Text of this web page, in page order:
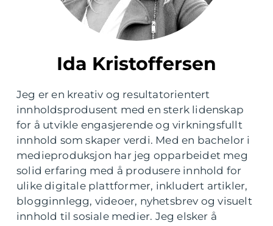
Ida Kristoffersen
Jeg er en kreativ og resultatorientert
innholdsprodusent med en sterk lidenskap
for å utvikle engasjerende og virkningsfullt
innhold som skaper verdi. Med en bachelor i
medieproduksjon har jeg opparbeidet meg
solid erfaring med å produsere innhold for
ulike digitale plattformer, inkludert artikler,
blogginnlegg, videoer, nyhetsbrev og visuelt
innhold til sosiale medier. Jeg elsker å